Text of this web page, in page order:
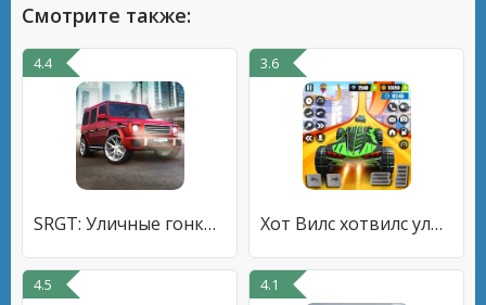
Смотрите также:
4.4
SRGT: Уличные гонки на машинах
3.6
Хот Вилс хотвилс уличные гонки
4.5 4.1